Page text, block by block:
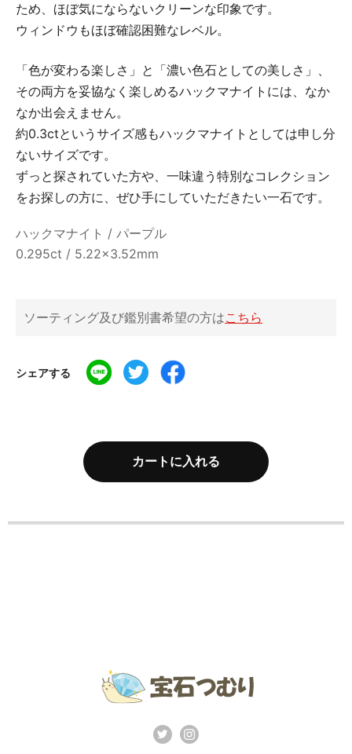
ため、ほぼ気にならないクリーンな印象です。
ウィンドウもほぼ確認困難なレベル。
「色が変わる楽しさ」と「濃い色石としての美しさ」、
その両方を妥協なく楽しめるハックマナイトには、なか
なか出会えません。
約0.3ctというサイズ感もハックマナイトとしては申し分
ないサイズです。
ずっと探されていた方や、一味違う特別なコレクション
をお探しの方に、ぜひ手にしていただきたい一石です。
ハックマナイト / パープル
0.295ct / 5.22x3.52mm
ソーティング及び鑑別書希望の方はこちら
シェアする
カートに入れる